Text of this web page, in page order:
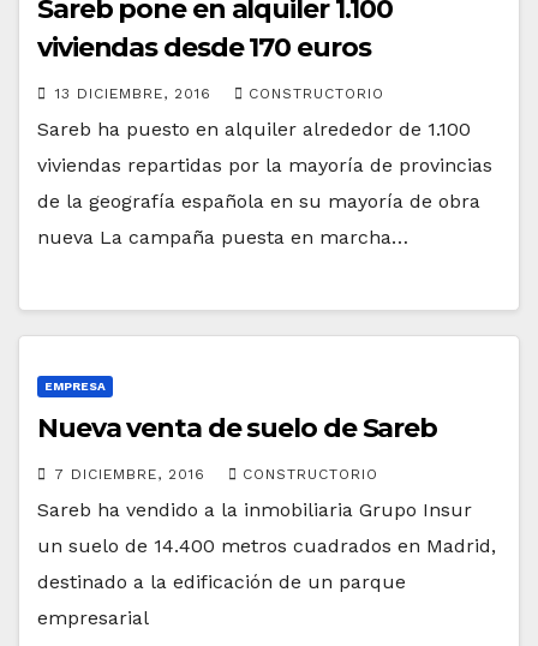
Sareb pone en alquiler 1.100
viviendas desde 170 euros
13 DICIEMBRE, 2016 CONSTRUCTORIO
Sareb ha puesto en alquiler alrededor de 1.100
viviendas repartidas por la mayoría de provincias
de la geografía española en su mayoría de obra
nueva La campaña puesta en marcha…
EMPRESA
Nueva venta de suelo de Sareb
7 DICIEMBRE, 2016 CONSTRUCTORIO
Sareb ha vendido a la inmobiliaria Grupo Insur
un suelo de 14.400 metros cuadrados en Madrid,
destinado a la edificación de un parque
empresarial